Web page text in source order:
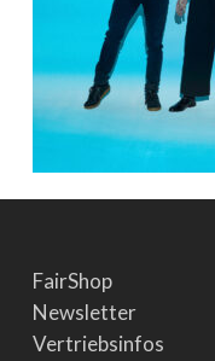
FairShop
Newsletter
Vertriebsinfos